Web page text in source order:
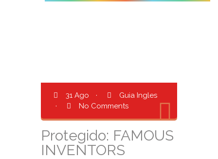
31 Ago ·
Guia Ingles
·
No Comments
Protegido: FAMOUS
INVENTORS